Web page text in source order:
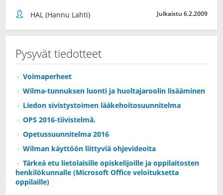
HAL (Hannu Lahti) Julkaistu 6.2.2009
Pysyvät tiedotteet
Voimaperheet
Wilma-tunnuksen luonti ja huoltajaroolin lisääminen
Liedon sivistystoimen lääkehoitosuunnitelma
OPS 2016-tiivistelmä.
Opetussuunnitelma 2016
Wilman käyttöön liittyviä ohjevideoita
Tärkeä etu lietolaisille opiskelijoille ja oppilaitosten
henkilökunnalle (Microsoft Office veloituksetta
oppilaille)